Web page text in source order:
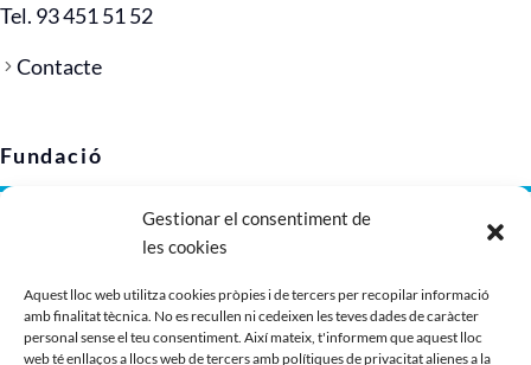
Gestionar el consentiment de
les cookies
Aquest lloc web utilitza cookies pròpies i de tercers per recopilar informació
amb finalitat tècnica. No es recullen ni cedeixen les teves dades de caràcter
personal sense el teu consentiment. Així mateix, t'informem que aquest lloc
web té enllaços a llocs web de tercers amb polítiques de privacitat alienes a la
Tel. 93 451 51 52
Contacte
Fundació
Política de privacitat
Política de cookies (UE)
Imatge corporativa